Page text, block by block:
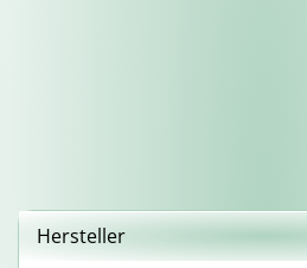
Hersteller